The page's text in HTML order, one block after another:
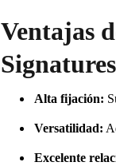
Ventajas
Alta fijación:
Versatilidad:
Excelente